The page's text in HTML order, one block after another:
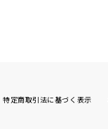
特定商取引法に基づく表示